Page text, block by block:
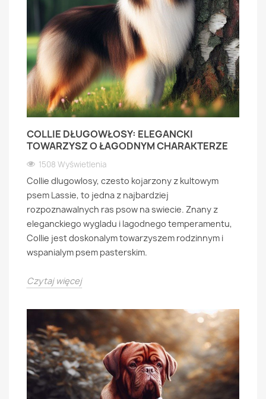
COLLIE DŁUGOWŁOSY: ELEGANCKI
TOWARZYSZ O ŁAGODNYM CHARAKTERZE
1508 Wyświetlenia
Collie dlugowlosy, czesto kojarzony z kultowym
psem Lassie, to jedna z najbardziej
rozpoznawalnych ras psow na swiecie. Znany z
eleganckiego wygladu i lagodnego temperamentu,
Collie jest doskonalym towarzyszem rodzinnym i
wspanialym psem pasterskim.
Czytaj więcej